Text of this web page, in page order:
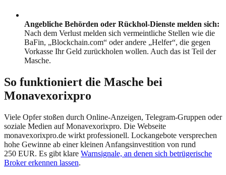
Angebliche Behörden oder Rückhol-Dienste melden sich:
Nach dem Verlust melden sich vermeintliche Stellen wie die
BaFin, „Blockchain.com“ oder andere „Helfer“, die gegen
Vorkasse Ihr Geld zurückholen wollen. Auch das ist Teil der
Masche.
So funktioniert die Masche bei
Monavexorixpro
Viele Opfer stoßen durch Online-Anzeigen, Telegram-Gruppen oder
soziale Medien aufMonavexorixpro. Die Webseite
monavexorixpro.de wirkt professionell. Lockangebote versprechen
hohe Gewinne ab einer kleinen Anfangsinvestition von rund
250 EUR. Es gibt klare Warnsignale, an denen sich betrügerische
Broker erkennen lassen.